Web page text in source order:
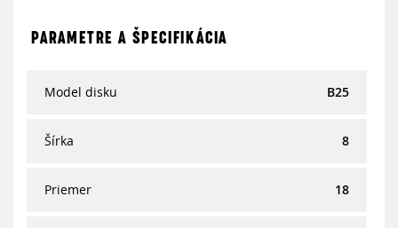
PARAMETRE A ŠPECIFIKÁCIA
Model disku B25
Šírka 8
Priemer 18